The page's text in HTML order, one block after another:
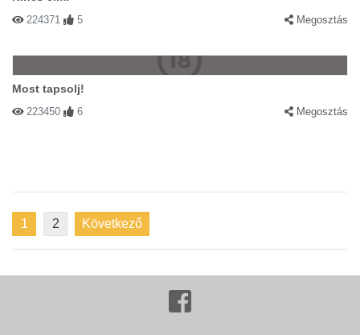
224371 5 Megosztás
Most tapsolj!
223450 6 Megosztás
1 2 Következő